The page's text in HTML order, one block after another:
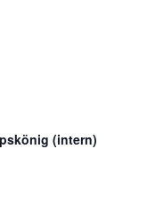
(intern)